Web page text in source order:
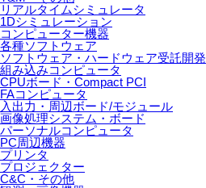
リアルタイムシミュレータ
1Dシミュレーション
コンピューター機器
各種ソフトウェア
ソフトウェア・ハードウェア受託開発
組み込みコンピュータ
CPUボード・Compact PCI
FAコンピュータ
入出力・周辺ボード/モジュール
画像処理システム・ボード
パーソナルコンピュータ
PC周辺機器
プリンタ
プロジェクター
C&C・その他